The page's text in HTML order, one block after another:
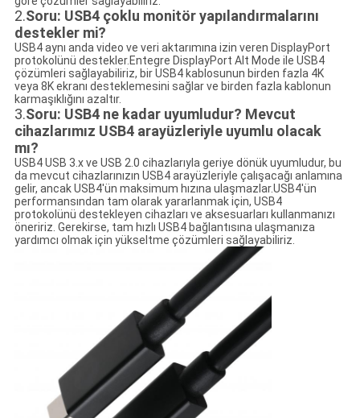
2.Soru: USB4 çoklu monitör yapılandırmalarını
destekler mi?
USB4 aynı anda video ve veri aktarımına izin veren DisplayPort
protokolünü destekler.Entegre DisplayPort Alt Mode ile USB4
çözümleri sağlayabiliriz, bir USB4 kablosunun birden fazla 4K
veya 8K ekranı desteklemesini sağlar ve birden fazla kablonun
karmaşıklığını azaltır.
3.Soru: USB4 ne kadar uyumludur? Mevcut
cihazlarımız USB4 arayüzleriyle uyumlu olacak
mı?
USB4 USB 3.x ve USB 2.0 cihazlarıyla geriye dönük uyumludur, bu
da mevcut cihazlarınızın USB4 arayüzleriyle çalışacağı anlamına
gelir, ancak USB4'ün maksimum hızına ulaşmazlar.USB4'ün
performansından tam olarak yararlanmak için, USB4
protokolünü destekleyen cihazları ve aksesuarları kullanmanızı
öneririz. Gerekirse, tam hızlı USB4 bağlantısına ulaşmanıza
yardımcı olmak için yükseltme çözümleri sağlayabiliriz.